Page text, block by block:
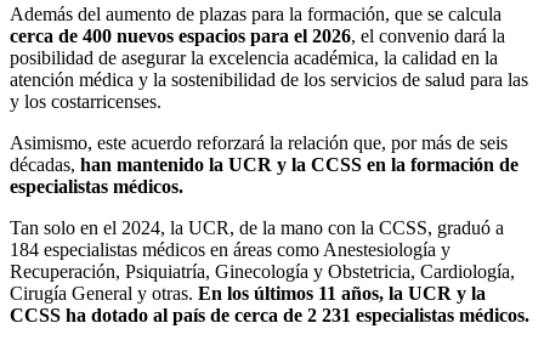
Además del aumento de plazas para la formación, que se calcula
cerca de 400 nuevos espacios para el 2026, el convenio dará la
posibilidad de asegurar la excelencia académica, la calidad en la
atención médica y la sostenibilidad de los servicios de salud para las
y los costarricenses.
Asimismo, este acuerdo reforzará la relación que, por más de seis
décadas, han mantenido la UCR y la CCSS en la formación de
especialistas médicos.
Tan solo en el 2024, la UCR, de la mano con la CCSS, graduó a
184 especialistas médicos en áreas como Anestesiología y
Recuperación, Psiquiatría, Ginecología y Obstetricia, Cardiología,
Cirugía General y otras. En los últimos 11 años, la UCR y la
CCSS ha dotado al país de cerca de 2 231 especialistas médicos.